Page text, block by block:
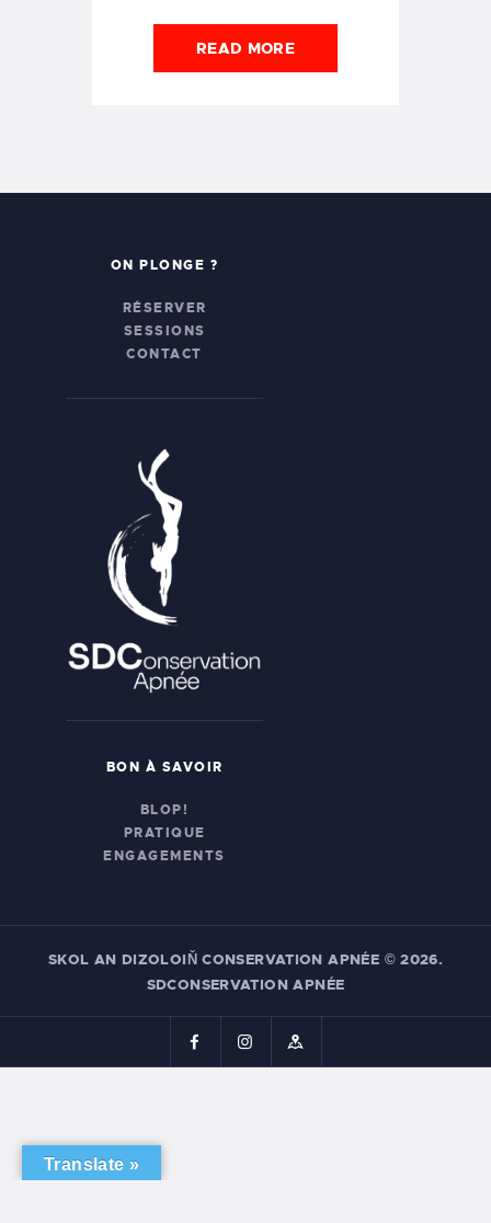
READ MORE
ON PLONGE ?
RÉSERVER
SESSIONS
CONTACT
BON À SAVOIR
BLOP!
PRATIQUE
ENGAGEMENTS
SKOL AN DIZOLOIŇ CONSERVATION APNÉE © 2026.
SDCONSERVATION APNÉE
Translate »